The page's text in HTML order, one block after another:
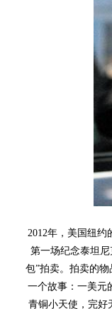
2012年，美国纽约
第一场纪念泰坦
包”拍卖。拍卖的
一个故事：一美元
青铜小天使，完